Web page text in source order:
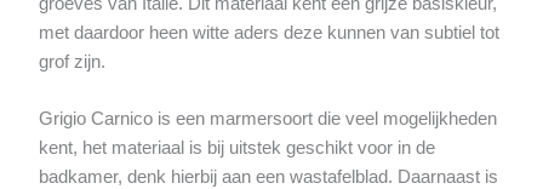
met daardoor heen witte aders deze kunnen van subtiel tot
grof zijn.
Grigio Carnico is een marmersoort die veel mogelijkheden
kent, het materiaal is bij uitstek geschikt voor in de
badkamer, denk hierbij aan een wastafelblad. Daarnaast is